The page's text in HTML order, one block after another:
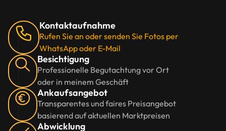
Kontaktaufnahme
Rufen Sie an oder senden Sie Fotos per
WhatsApp oder E-Mail
Besichtigung
Professionelle Begutachtung vor Ort
oder in meinem Geschäft
Ankaufsangebot
Transparentes und faires Preisangebot
basierend auf aktuellen Marktpreisen
Abwicklung